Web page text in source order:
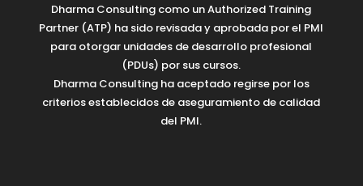
Dharma Consulting como un Authorized Training
Partner (ATP) ha sido revisada y aprobada por el PMI
para otorgar unidades de desarrollo profesional
(PDUs) por sus cursos.
Dharma Consulting ha aceptado regirse por los
criterios establecidos de aseguramiento de calidad
del PMI.